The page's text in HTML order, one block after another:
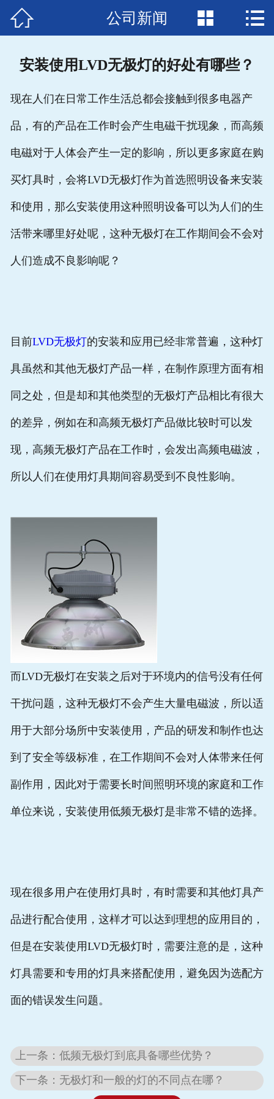
首页
工程案例
人才招聘
 公司新闻  
安装使用LVD无极灯的好处有哪些？
现在人们在日常工作生活总都会接触到很多电器产
品，有的产品在工作时会产生电磁干扰现象，而高频
电磁对于人体会产生一定的影响，所以更多家庭在购
买灯具时，会将LVD无极灯作为首选照明设备来安装
和使用，那么安装使用这种照明设备可以为人们的生
活带来哪里好处呢，这种无极灯在工作期间会不会对
人们造成不良影响呢？
目前LVD无极灯的安装和应用已经非常普遍，这种灯
具虽然和其他无极灯产品一样，在制作原理方面有相
同之处，但是却和其他类型的无极灯产品相比有很大
的差异，例如在和高频无极灯产品做比较时可以发
现，高频无极灯产品在工作时，会发出高频电磁波，
所以人们在使用灯具期间容易受到不良性影响。
而LVD无极灯在安装之后对于环境内的信号没有任何
干扰问题，这种无极灯不会产生大量电磁波，所以适
用于大部分场所中安装使用，产品的研发和制作也达
到了安全等级标准，在工作期间不会对人体带来任何
副作用，因此对于需要长时间照明环境的家庭和工作
单位来说，安装使用低频无极灯是非常不错的选择。
现在很多用户在使用灯具时，有时需要和其他灯具产
品进行配合使用，这样才可以达到理想的应用目的，
但是在安装使用LVD无极灯时，需要注意的是，这种
灯具需要和专用的灯具来搭配使用，避免因为选配方
面的错误发生问题。
上一条：低频无极灯到底具备哪些优势？
下一条：无极灯和一般的灯的不同点在哪？